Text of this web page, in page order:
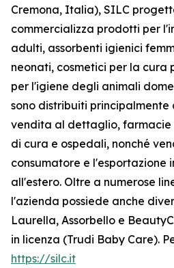
Cremona, Italia), SILC
commercializza prodotti per
adulti, assorbenti igienici
neonati, cosmetici per la cura
per l'igiene degli animali
sono distribuiti
vendita al dettaglio, farmacie
di cura e ospedali, nonché
consumatore e l'esportazione
all'estero. Oltre a numerose
l'azienda possiede anche
Laurella, Assorbello e
in licenza (Trudi Baby Care).
https://silc.it